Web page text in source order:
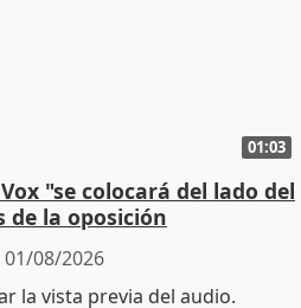
01:03
"se colocará del lado del
la oposición
01/08/2026